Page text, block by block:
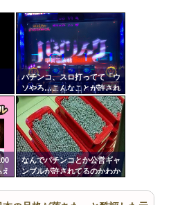
いると機械が壊れるんだけどさ
社、「こういうのでいいんだよ」
パチンコ、スロ打ってて「ウ
ソやろ…こんなことが許され
ていいのか！？」って思った
こと
なんでパチンコとか公営ギャ
ンブルが許されてるのかわか